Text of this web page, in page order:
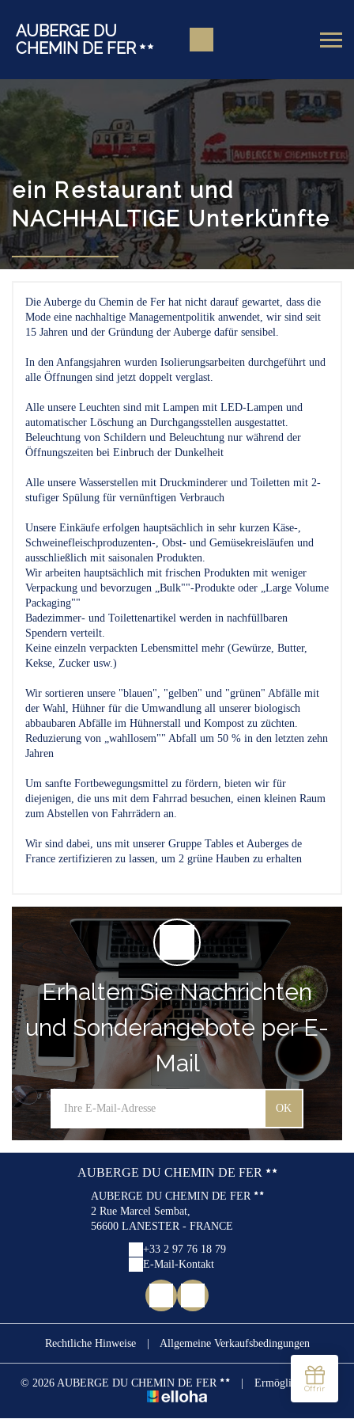
AUBERGE DU
CHEMIN DE FER
ein Restaurant und
NACHHALTIGE Unterkünfte
Die Auberge du Chemin de Fer hat nicht darauf gewartet, dass die
Mode eine nachhaltige Managementpolitik anwendet, wir sind seit
15 Jahren und der Gründung der Auberge dafür sensibel.
In den Anfangsjahren wurden Isolierungsarbeiten durchgeführt und
alle Öffnungen sind jetzt doppelt verglast.
Alle unsere Leuchten sind mit Lampen mit LED-Lampen und
automatischer Löschung an Durchgangsstellen ausgestattet.
Beleuchtung von Schildern und Beleuchtung nur während der
Öffnungszeiten bei Einbruch der Dunkelheit
Alle unsere Wasserstellen mit Druckminderer und Toiletten mit 2-
stufiger Spülung für vernünftigen Verbrauch
Unsere Einkäufe erfolgen hauptsächlich in sehr kurzen Käse-,
Schweinefleischproduzenten-, Obst- und Gemüsekreisläufen und
ausschließlich mit saisonalen Produkten.
Wir arbeiten hauptsächlich mit frischen Produkten mit weniger
Verpackung und bevorzugen „Bulk""-Produkte oder „Large Volume
Packaging""
Badezimmer- und Toilettenartikel werden in nachfüllbaren
Spendern verteilt.
Keine einzeln verpackten Lebensmittel mehr (Gewürze, Butter,
Kekse, Zucker usw.)
Wir sortieren unsere "blauen", "gelben" und "grünen" Abfälle mit
der Wahl, Hühner für die Umwandlung all unserer biologisch
abbaubaren Abfälle im Hühnerstall und Kompost zu züchten.
Reduzierung von „wahllosem"" Abfall um 50 % in den letzten zehn
Jahren
Um sanfte Fortbewegungsmittel zu fördern, bieten wir für
diejenigen, die uns mit dem Fahrrad besuchen, einen kleinen Raum
zum Abstellen von Fahrrädern an.
Wir sind dabei, uns mit unserer Gruppe Tables et Auberges de
France zertifizieren zu lassen, um 2 grüne Hauben zu erhalten
Erhalten Sie Nachrichten
und Sonderangebote per E-
Mail
OK
AUBERGE DU CHEMIN DE FER
AUBERGE DU CHEMIN DE FER
2 Rue Marcel Sembat,
56600 LANESTER - FRANCE
+33 2 97 76 18 79
E-Mail-Kontakt
Rechtliche Hinweise Allgemeine Verkaufsbedingungen
© 2026 AUBERGE DU CHEMIN DE FER Ermöglicht durch